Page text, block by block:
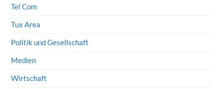
Tel Com
Tux Area
Politik und Gesellschaft
Medien
Wirtschaft